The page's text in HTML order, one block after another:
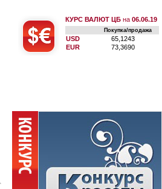
КУРС ВАЛЮТ ЦБ на 06.06.19
Покупка/продажа
USD
65,1243
EUR
73,3690